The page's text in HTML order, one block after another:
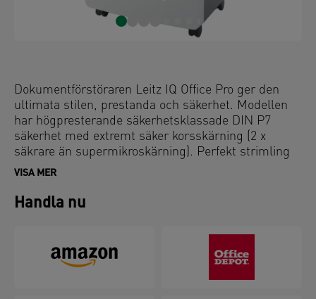
Dokumentförstöraren Leitz IQ Office Pro ger den
ultimata stilen, prestanda och säkerhet. Modellen
har högpresterande säkerhetsklassade DIN P7
säkerhet med extremt säker korsskärning (2 x
säkrare än supermikroskärning). Perfekt strimling
varje gång, perfekt för kontoranvändning. Den
med denna trasselfria, tysta dokumentförstörare
med touch-kontroller. Strimla längre med en
ledande 4 timmars drifttid, för en fullständigt
VISA MER
Handla nu